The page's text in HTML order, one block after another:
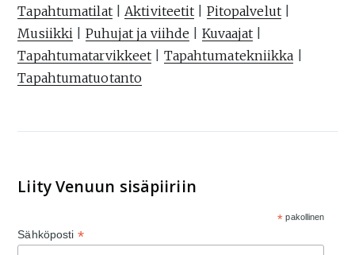
Tapahtumatilat|Aktiviteetit Pitopalvelut|
Musiikki
Puhujat ja viihde Kuvaajat
Tapahtumatarvikkeet
Tapahtumatekniikka
Tapahtumatuotanto
Liity Venuun sisäpiiriin
* pakollinen
Sähköposti *